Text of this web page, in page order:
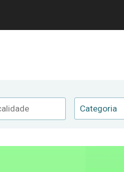
Categoria